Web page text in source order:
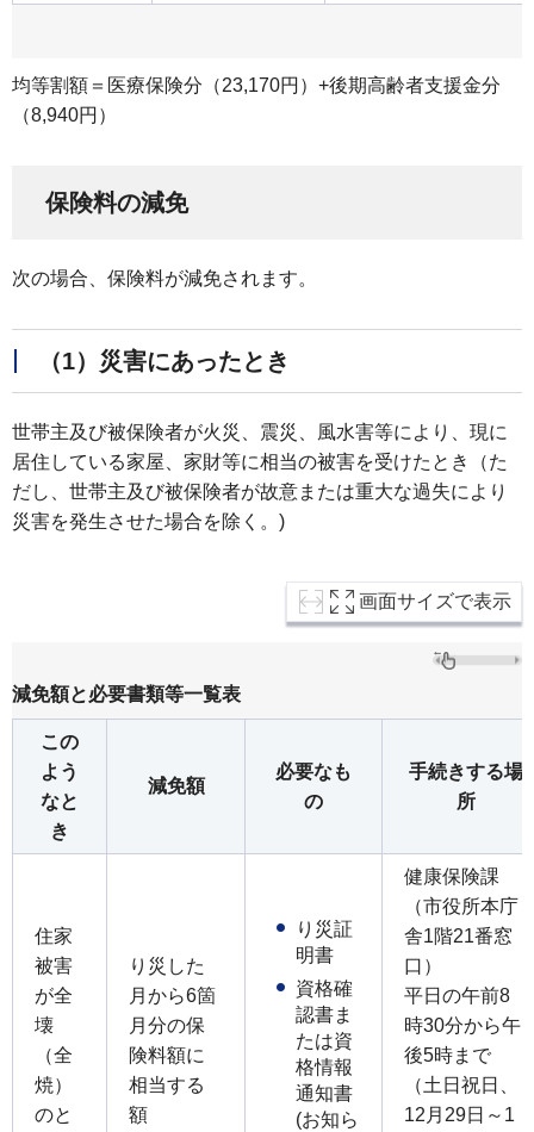
均等割額＝医療保険分（23,170円）+後期高齢者支援金分
（8,940円）
保険料の減免
次の場合、保険料が減免されます。
（1）災害にあったとき
世帯主及び被保険者が火災、震災、風水害等により、現に
居住している家屋、家財等に相当の被害を受けたとき（た
だし、世帯主及び被保険者が故意または重大な過失により
災害を発生させた場合を除く。)
画面サイズで表示
減免額と必要書類等一覧表
この
よう
なと
き
減免額
必要なも
の
手続きする場
所
住家
被害
が全
壊
（全
焼）
のと
り災した
月から6箇
月分の保
険料額に
相当する
額
り災証
明書
資格確
認書ま
たは資
格情報
通知書
(お知ら
健康保険課
（市役所本庁
舎1階21番窓
口）
平日の午前8
時30分から午
後5時まで
（土日祝日、
12月29日～1